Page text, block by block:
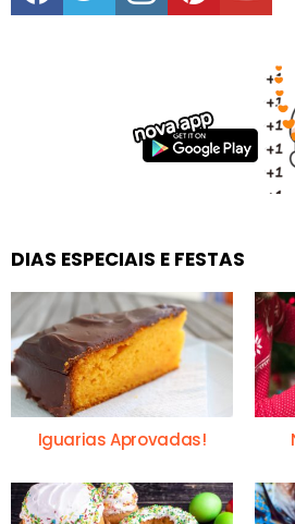
DIAS ESPECIAIS E FESTAS
Iguarias Aprovadas!